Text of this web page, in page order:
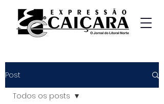
Post
Todos os posts